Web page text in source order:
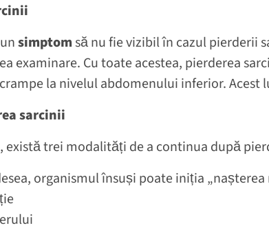
simptomsă nu fie vizibil în cazul pierderii
examinare. Cu toate acestea, pierderea
la nivelul abdomenului inferior. Acest
sarcinii
trei modalități de a continua după
organismul însuși poate iniția